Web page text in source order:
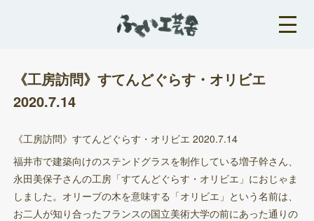
《工房訪問》すてんどぐらす・オリビエ
2020.7.14
《工房訪問》すてんどぐらす・オリビエ 2020.7.14
福井市で建築向けのステンドグラスを制作している増子幹さん、
永田美保子さんの工房「すてんどぐらす・オリビエ」におじゃま
しました。オリーブの木を意味する「オリビエ」という名前は、
お二人が知り合ったフランスの国立美術大学の前にあった通りの